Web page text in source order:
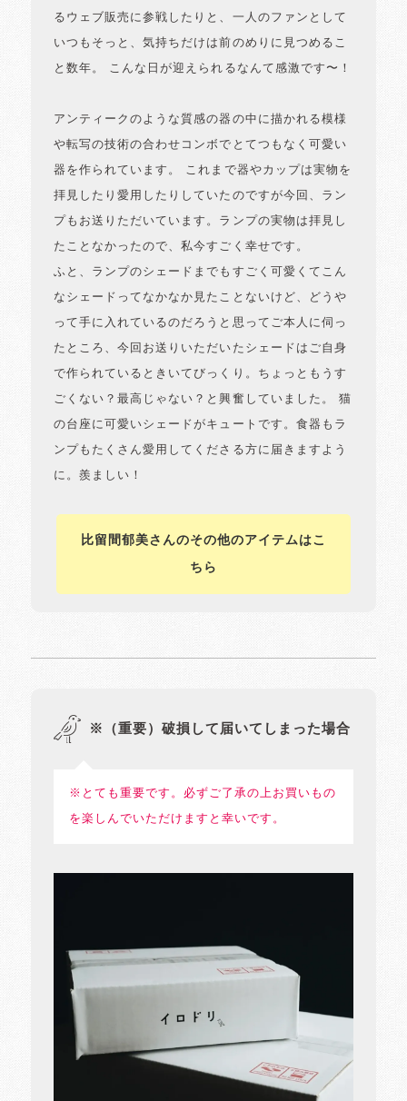
るウェブ販売に参戦したりと、一人のファンとして
いつもそっと、気持ちだけは前のめりに見つめるこ
と数年。 こんな日が迎えられるなんて感激です〜！
アンティークのような質感の器の中に描かれる模様
や転写の技術の合わせコンボでとてつもなく可愛い
器を作られています。 これまで器やカップは実物を
拝見したり愛用したりしていたのですが今回、ラン
プもお送りただいています。ランプの実物は拝見し
たことなかったので、私今すごく幸せです。
ふと、ランプのシェードまでもすごく可愛くてこん
なシェードってなかなか見たことないけど、どうや
って手に入れているのだろうと思ってご本人に伺っ
たところ、今回お送りいただいたシェードはご自身
で作られているときいてびっくり。ちょっともうす
ごくない？最高じゃない？と興奮していました。 猫
の台座に可愛いシェードがキュートです。食器もラ
ンプもたくさん愛用してくださる方に届きますよう
に。羨ましい！
比留間郁美さんのその他のアイテムはこ
ちら
※（重要）破損して届いてしまった場合
※とても重要です。必ずご了承の上お買いもの
を楽しんでいただけますと幸いです。